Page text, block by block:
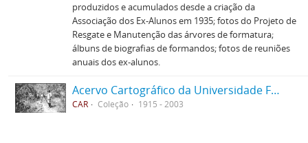
produzidos e acumulados desde a criação da
Associação dos Ex-Alunos em 1935; fotos do Projeto de
Resgate e Manutenção das árvores de formatura;
álbuns de biografias de formandos; fotos de reuniões
anuais dos ex-alunos.
Acervo Cartográfico da Universidade Federal de Viçosa
CAR Coleção 1915 - 2003